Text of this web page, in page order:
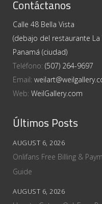
Contáctanos
Calle 48 Bella Vista
(debajo del restaurante La
Panamá (ciudad)
Teléfono: (507) 264-9697
Email:
Web: WeilGallery.com
Últimos Posts
AUGUST 6, 2026
Onlifans Free Billing &
Guide
AUGUST 6, 2026